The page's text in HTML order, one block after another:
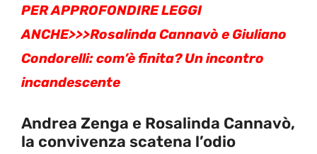
PER APPROFONDIRE LEGGI
ANCHE>>>Rosalinda Cannavò e Giuliano
Condorelli: com’è finita? Un incontro
incandescente
Andrea Zenga e Rosalinda Cannavò,
la convivenza scatena l’odio